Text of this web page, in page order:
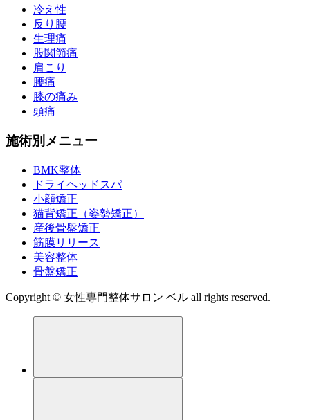
冷え性
反り腰
生理痛
股関節痛
肩こり
腰痛
膝の痛み
頭痛
施術別メニュー
BMK整体
ドライヘッドスパ
小顔矯正
猫背矯正（姿勢矯正）
産後骨盤矯正
筋膜リリース
美容整体
骨盤矯正
Copyright © 女性専門整体サロン ベル all rights reserved.